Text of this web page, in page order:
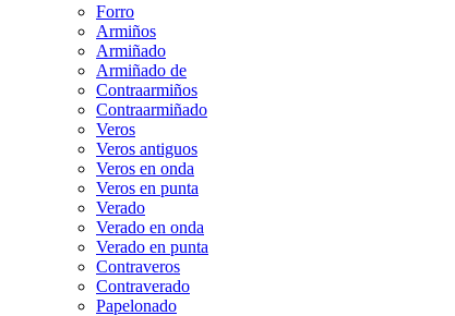
Forro
Armiños
Armiñado
Armiñado de
Contraarmiños
Contraarmiñado
Veros
Veros antiguos
Veros en onda
Veros en punta
Verado
Verado en onda
Verado en punta
Contraveros
Contraverado
Papelonado